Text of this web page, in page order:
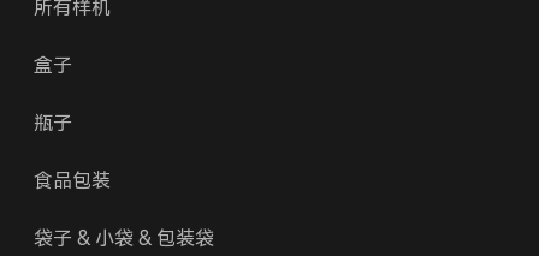
所有样机
盒子
瓶子
食品包装
袋子 & 小袋 & 包装袋